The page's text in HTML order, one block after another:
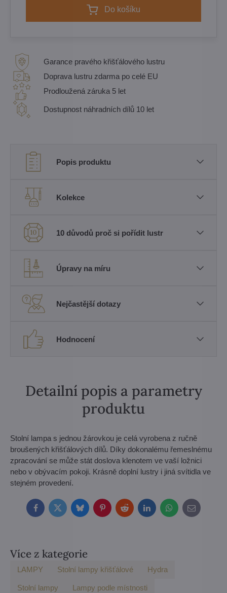
Do košíku
Garance pravého křišťálového lustru
Doprava lustru zdarma po celé EU
Prodloužená záruka 5 let
Dostupnost náhradních dílů 10 let
Popis produktu
Kolekce
10 důvodů proč si pořídit lustr
Úpravy na míru
Nejčastější dotazy
Hodnocení
Detailní popis a parametry
produktu
Stolní lampa s jednou žárovkou je celá vyrobena z ručně
broušených křišťálových dílů. Díky dokonalému řemeslnému
zpracování se může stát doslova klenotem ve vaší ložnici
nebo v obývacím pokoji. Krásně doplní lustry i jiná svítidla ve
stejném provedení.
FacebookTwitterBlueskyPinterestRedditLinkedInWhatsApp
E-
mail
Více z kategorie
LAMPY Stolní lampy křišťálové Hydra
Stolní lampy Lampy podle místnosti